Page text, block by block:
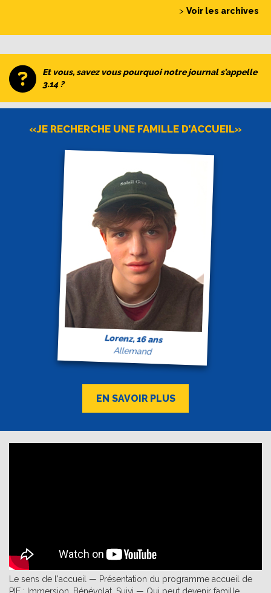
> Voir les archives
Et vous, savez vous pourquoi notre journal s’appelle
3.14 ?
«JE RECHERCHE UNE FAMILLE D’ACCUEIL»
Lorenz, 16 ans
Allemand
EN SAVOIR PLUS
Le sens de l'accueil — Présentation du programme accueil de